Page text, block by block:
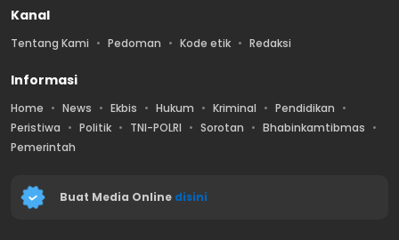
Kanal
Tentang Kami Pedoman Kode etik Redaksi
Informasi
Home News Ekbis Hukum Kriminal
Pendidikan
Peristiwa
Politik TNI-POLRI Sorotan
Bhabinkamtibmas
Pemerintah
Buat Media Online disini